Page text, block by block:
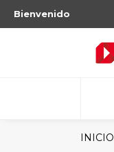
Bienvenido
INICIO